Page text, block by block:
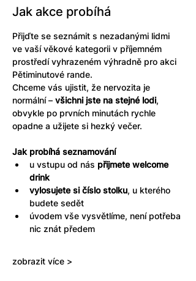
Jak akce probíhá
Přijďte se seznámit s nezadanými lidmi
ve vaší věkové kategorii v příjemném
prostředí vyhrazeném výhradně pro akci
Pětiminutové rande.
Chceme vás ujistit, že nervozita je
normální – všichni jste na stejné lodi,
obvykle po prvních minutách rychle
opadne a užijete si hezký večer.
Jak probíhá seznamování
u vstupu od nás přijmete welcome
drink
vylosujete si číslo stolku, u kterého
budete sedět
úvodem vše vysvětlíme, není potřeba
nic znát předem
zobrazit více >